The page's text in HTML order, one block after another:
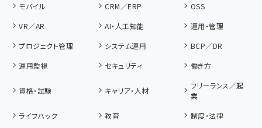
モバイル
CRM／ERP
OSS
VR／AR
AI・人工知能
運用・管理
プロジェクト管理
システム運用
BCP／DR
運用監視
セキュリティ 働き方
資格・試験 キャリア・人材
フリーランス／起
業
ライフハック
教育 制度・法律